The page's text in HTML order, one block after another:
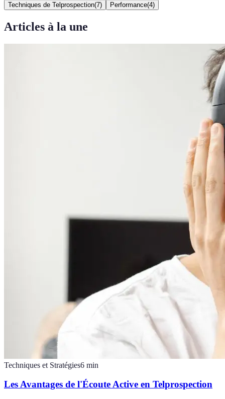
Techniques de Telprospection(7) Performance(4)
Articles à la une
Techniques et Stratégies6 min
Les Avantages de l'Écoute Active en Telprospection